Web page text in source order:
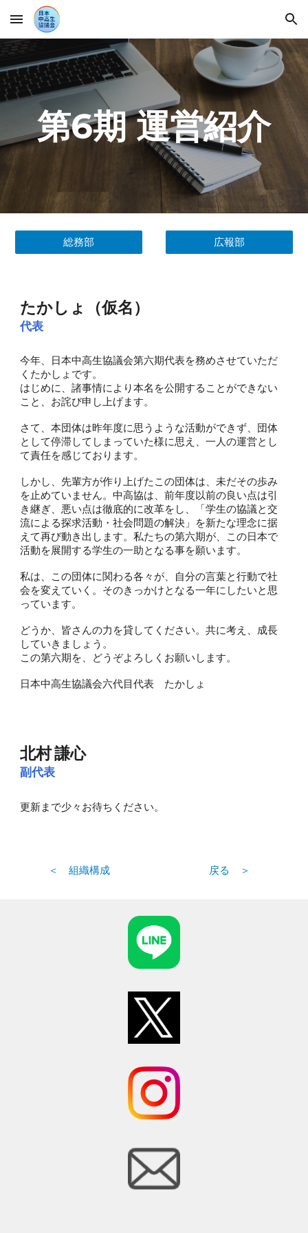
Skip to main content Skip to navigation
第6期運営紹介
総務部 広報部
たかしょ（仮名）
代表
今年、日本中高生協議会第六期代表を務めさせていただ
くたかしょです。
はじめに、諸事情により本名を公開することができない
こと、お詫び申し上げます。
さて、本団体は昨年度に思うような活動ができず、団体
として停滞してしまっていた様に思え、一人の運営とし
て責任を感じております。
しかし、先輩方が作り上げたこの団体は、未だその歩み
を止めていません。中高協は、前年度以前の良い点は引
き継ぎ、悪い点は徹底的に改革をし、「学生の協議と交
流による探求活動・社会問題の解決」を新たな理念に据
えて再び動き出します。私たちの第六期が、この日本で
活動を展開する学生の一助となる事を願います。
私は、この団体に関わる各々が、自分の言葉と行動で社
会を変えていく。そのきっかけとなる一年にしたいと思
っています。
どうか、皆さんの力を貸してください。共に考え、成長
していきましょう。
この第六期を、どうぞよろしくお願いします。
日本中高生協議会六代目代表 たかしょ
北村 謙心
副代表
更新まで少々お待ちください。
＜ 組織構成 戻る ＞